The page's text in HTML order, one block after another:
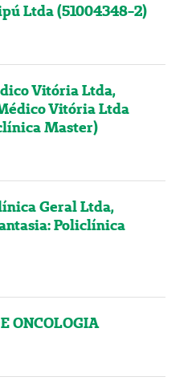
Ltda (51004348-2)
Vitória Ltda,
Vitória Ltda
Master)
Geral Ltda,
Policlínica
ONCOLOGIA